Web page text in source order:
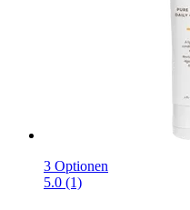
3 Optionen
5.0 (1)